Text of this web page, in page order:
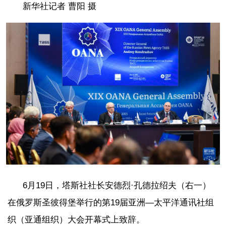
新华社记者 曹阳 摄
6月19日，塔斯社社长安德烈·孔德拉绍夫（右一）
在俄罗斯圣彼得堡举行的第19届亚洲—太平洋通讯社组
织（亚通组织）大会开幕式上致辞。